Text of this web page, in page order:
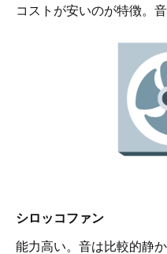
コストが安いのが特徴。
シロッコファン
能力高い。音は比較的静か